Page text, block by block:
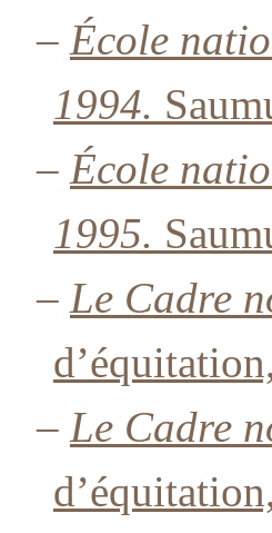
– École
1994.
– École
1995.
– Le Cadre
– Le Cadre